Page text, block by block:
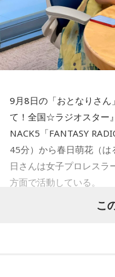
エンディング
エンディングでは次の番
NewsCLUB」の為に控
た。
キする～」だそうです。
そして岡田師匠は先輩で
ドキする～」だそうです
そんな会話もあり、来週
っちゃうこと」
みんなそれぞれビビっち
て突然出現するとビビり
出すみたいな、そんな
ブルボンヌ 「それは福岡
ですか(笑)？」
はしてないです(笑)。あ
す」
重藤暁 「チェキ撮影って
ブルボンヌ 「チェキって
「撮った瞬間にピー
9月8日の「おとなりさん
て！全国☆ラジオスター
NACK5「FANTASY
45分）から春日萌花（
日さんは女子プロレスラ
方面で活動している。
「（春日さん
こ